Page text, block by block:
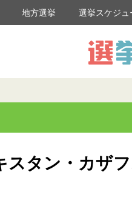
地方選挙 選挙スケジュ
タン・カザフ